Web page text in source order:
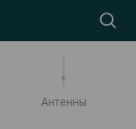
icon
Антенны